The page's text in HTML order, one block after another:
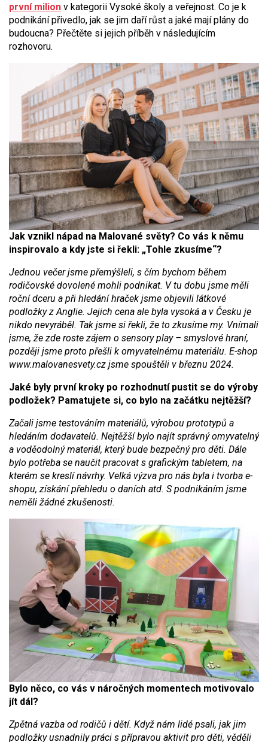
první milion v kategorii Vysoké školy a veřejnost. Co je k
podnikání přivedlo, jak se jim daří růst a jaké mají plány do
budoucna? Přečtěte si jejich příběh v následujícím
rozhovoru.
Jak vznikl nápad na Malované světy? Co vás k němu
inspirovalo a kdy jste si řekli: „Tohle zkusíme“?
Jednou večer jsme přemýšleli, s čím bychom během
rodičovské dovolené mohli podnikat. V tu dobu jsme měli
roční dceru a při hledání hraček jsme objevili látkové
podložky z Anglie. Jejich cena ale byla vysoká a v Česku je
nikdo nevyráběl. Tak jsme si řekli, že to zkusíme my. Vnímali
jsme, že zde roste zájem o sensory play – smyslové hraní,
později jsme proto přešli k omyvatelnému materiálu. E-shop
www.malovanesvety.cz jsme spouštěli v březnu 2024.
Jaké byly první kroky po rozhodnutí pustit se do výroby
podložek? Pamatujete si, co bylo na začátku nejtěžší?
Začali jsme testováním materiálů, výrobou prototypů a
hledáním dodavatelů. Nejtěžší bylo najít správný omyvatelný
a voděodolný materiál, který bude bezpečný pro děti. Dále
bylo potřeba se naučit pracovat s grafickým tabletem, na
kterém se kreslí návrhy. Velká výzva pro nás byla i tvorba e-
shopu, získání přehledu o daních atd. S podnikáním jsme
neměli žádné zkušenosti.
Bylo něco, co vás v náročných momentech motivovalo
jít dál?
Zpětná vazba od rodičů i dětí. Když nám lidé psali, jak jim
podložky usnadnily práci s přípravou aktivit pro děti, věděli